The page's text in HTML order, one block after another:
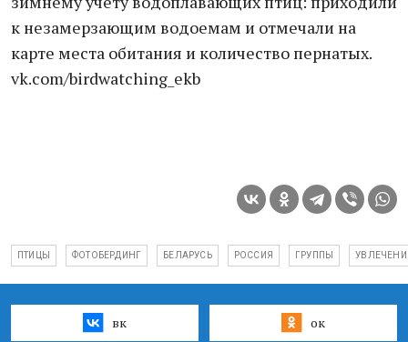
к незамерзающим водоемам и отмечали на
карте места обитания и количество пернатых.
vk.com/birdwatching_ekb
ПТИЦЫ ФОТОБЕРДИНГ БЕЛАРУСЬ РОССИЯ ГРУППЫ
вк ок